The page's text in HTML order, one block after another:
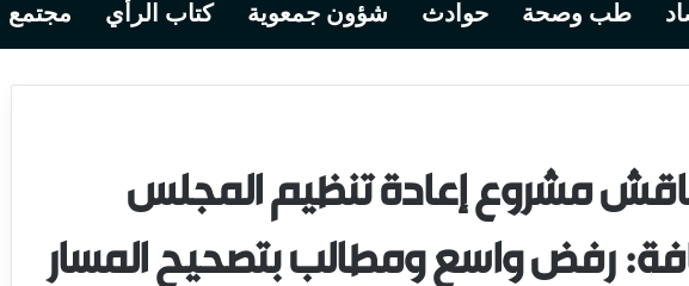
طب وصحة حوادث شؤون جمعوية كتاب الرأي مجتمع
تناقش مشروع إعادة تنظيم المجلس
رفض واسع ومطالب بتصحيح المسار